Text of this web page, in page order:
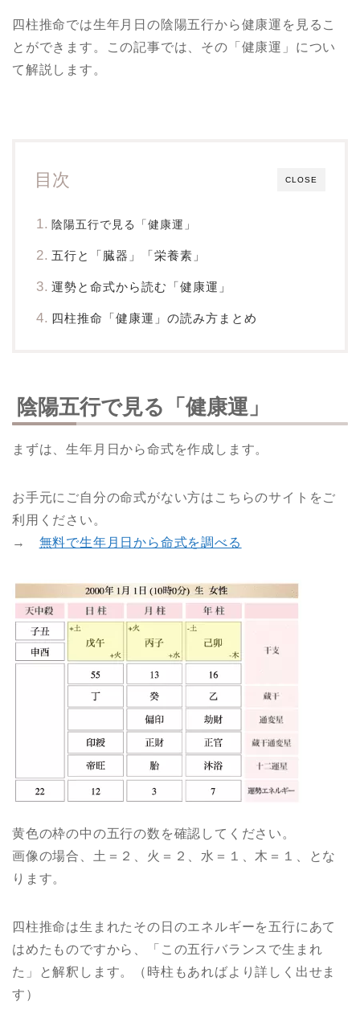
四柱推命では生年月日の陰陽五行から健康運を見るこ
とができます。この記事では、その「健康運」につい
て解説します。
CLOSE
目次
陰陽五行で見る「健康運」
五行と「臓器」「栄養素」
運勢と命式から読む「健康運」
四柱推命「健康運」の読み方まとめ
陰陽五行で見る「健康運」
まずは、生年月日から命式を作成します。
お手元にご自分の命式がない方はこちらのサイトをご
利用ください。
→ 無料で生年月日から命式を調べる
黄色の枠の中の五行の数を確認してください。
画像の場合、土＝２、火＝２、水＝１、木＝１、とな
ります。
四柱推命は生まれたその日のエネルギーを五行にあて
はめたものですから、「この五行バランスで生まれ
た」と解釈します。（時柱もあればより詳しく出せま
す）